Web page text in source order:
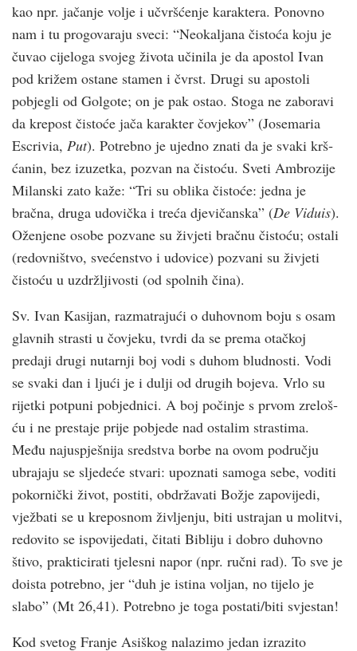
kao npr. jačanje volje i učvrš­ćenje karaktera. Ponovno
nam i tu progovaraju sveci: “Neokaljana čistoća koju je
čuvao cijeloga svojeg života učinila je da apostol Ivan
pod križem ostane stamen i čvrst. Drugi su apostoli
pobjegli od Golgote; on je pak ostao. Stoga ne zaboravi
da krepost čistoće jača karakter čovjekov” (Josemaria
Escrivia, Put). Potrebno je ujedno znati da je svaki krš­
ćanin, bez izuzetka, pozvan na čistoću. Sveti Ambrozije
Milanski zato kaže: “Tri su oblika čistoće: jedna je
bračna, druga udovička i treća djevičanska” (De Viduis).
Oženjene osobe pozvane su živjeti bračnu čistoću; ostali
(redovništvo, svećenstvo i udovice) pozvani su živjeti
čistoću u uzdržljivosti (od spolnih čina).
Sv. Ivan Kasijan, razmatrajući o duhovnom boju s osam
glavnih strasti u čovjeku, tvrdi da se prema otačkoj
predaji drugi nutarnji boj vodi s duhom bludnosti. Vodi
se svaki dan i ljući je i dulji od drugih bojeva. Vrlo su
rijetki potpuni pobjednici. A boj počinje s prvom zreloš­
ću i ne prestaje prije pobjede nad ostalim strastima.
Među najuspješnija sredstva borbe na ovom području
ubrajaju se sljedeće stvari: upoznati samoga sebe, voditi
pokornički život, postiti, obdržavati Božje zapovijedi,
vježbati se u kreposnom življenju, biti ustrajan u molitvi,
redovito se ispovijedati, čitati Bibliju i dobro duhovno
štivo, prakticirati tjelesni napor (npr. ručni rad). To sve je
doista potrebno, jer “duh je istina voljan, no tijelo je
slabo” (Mt 26,41). Potrebno je toga postati/biti svjestan!
Kod svetog Franje Asiškog nalazimo jedan izrazito